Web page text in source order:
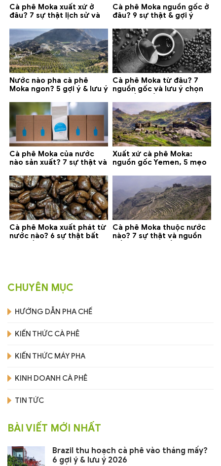
Cà phê Moka xuất xứ ở
đâu? 7 sự thật lịch sử và
Cà phê Moka nguồn gốc ở
đâu? 9 sự thật & gợi ý
Nước nào pha cà phê
Moka ngon? 5 gợi ý & lưu ý
Cà phê Moka từ đâu? 7
nguồn gốc và lưu ý chọn
Cà phê Moka của nước
nào sản xuất? 7 sự thật và
Xuất xứ cà phê Moka:
nguồn gốc Yemen, 5 mẹo
Cà phê Moka xuất phát từ
nước nào? 6 sự thật bất
Cà phê Moka thuộc nước
nào? 7 sự thật và nguồn
CHUYÊN MỤC
HƯỚNG DẪN PHA CHẾ
KIẾN THỨC CÀ PHÊ
KIẾN THỨC MÁY PHA
KINH DOANH CÀ PHÊ
TIN TỨC
BÀI VIẾT MỚI NHẤT
Brazil thu hoạch cà phê vào tháng mấy?
6 gợi ý & lưu ý 2026